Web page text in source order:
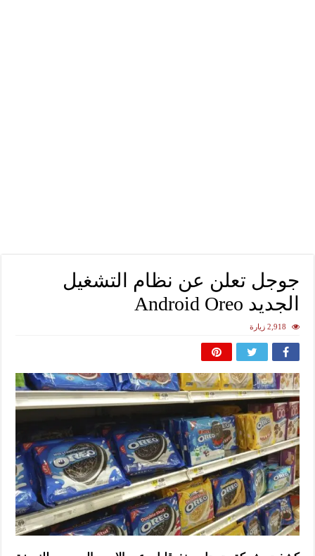
جوجل تعلن عن نظام التشغيل
الجديد Android Oreo
2,918 زيارة